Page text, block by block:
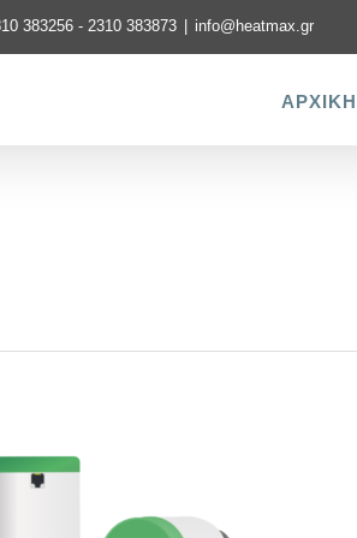
383256 - 2310 383873 info@heatmax.gr
ΑΡΧΙΚΗ